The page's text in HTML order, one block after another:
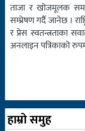
ताजा र खोजमूलक
सम्प्रेषण गर्दै जानेछ ।
र प्रेस स्वतन्त्रताका
अनलाइन पत्रिकाको
हाम्रो समुह